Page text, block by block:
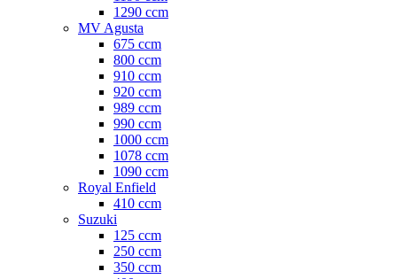
1290 ccm
MV Agusta
675 ccm
800 ccm
910 ccm
920 ccm
989 ccm
990 ccm
1000 ccm
1078 ccm
1090 ccm
Royal Enfield
410 ccm
Suzuki
125 ccm
250 ccm
350 ccm